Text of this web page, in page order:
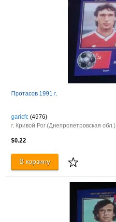
Протасов 1991 г.
garicfc (4976)
г. Кривой Рог (Днепропетровская обл.)
$0.22
В корзину